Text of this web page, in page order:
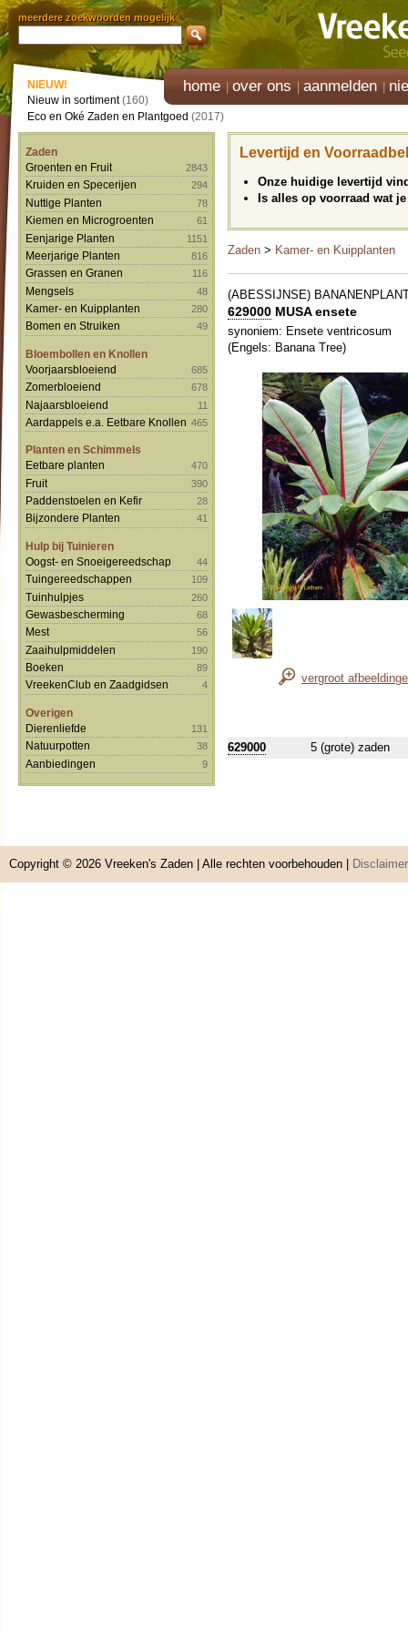
meerdere zoekwoorden mogelijk
home over ons aanmelden
NIEUW!
Nieuw in sortiment(160)
Eco en Oké Zaden en Plantgoed (2017)
Zaden
Groenten en Fruit
2843
Kruiden en Specerijen 294
Nuttige Planten 78
Kiemen en Microgroenten 61
Eenjarige Planten 1151
Meerjarige Planten 816
Grassen en Granen 116
Mengsels 48
Kamer- en Kuipplanten 280
Bomen en Struiken 49
Bloembollen en Knollen
Voorjaarsbloeiend
685
Zomerbloeiend 678
Najaarsbloeiend 11
Aardappels e.a. Eetbare Knollen 465
Planten en Schimmels
Eetbare planten
470
Fruit 390
Paddenstoelen en Kefir 28
Bijzondere Planten 41
Hulp bij Tuinieren
Oogst- en Snoeigereedschap
44
Tuingereedschappen 109
Tuinhulpjes 260
Gewasbescherming 68
Mest 56
Zaaihulpmiddelen 190
Boeken 89
VreekenClub en Zaadgidsen 4
Overigen
Dierenliefde
131
Natuurpotten 38
Aanbiedingen 9
Levertijd en
Onze huidige levertijd
Is alles op voorraad wat
Zaden > Kamer- en Kuipplanten
(ABESSIJNSE)
629000 MUSA ensete
synoniem: Ensete ventricosum
(Engels: Banana Tree)
vergroot
629000 5 (grote) zaden
Copyright © 2026 Vreeken's Zaden | Alle rechten voorbehouden | Disclaimer